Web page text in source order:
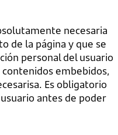
necesaria
de la página y que se
personal del usuario
embebidos,
Es obligatorio
antes de poder